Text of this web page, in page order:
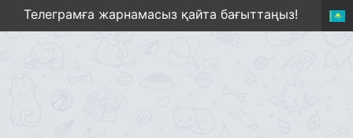
Телеграмға жарнамасыз қайта бағыттаңыз!